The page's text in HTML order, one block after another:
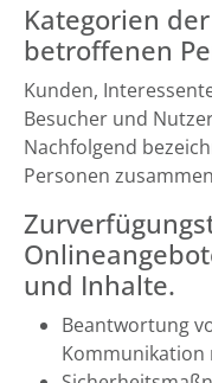
Kategorien
betroffenen
Kunden,
Besucher und
Nachfolgend
Personen
und Inhalte.
Beantwortung
Kommunikation